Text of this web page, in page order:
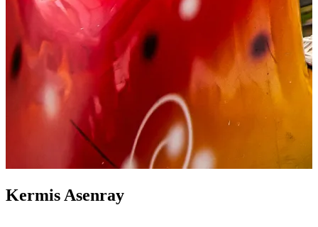
Kermis Asenray